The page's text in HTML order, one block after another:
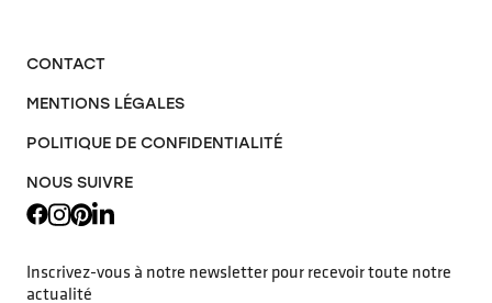
CONTACT
MENTIONS LÉGALES
POLITIQUE DE CONFIDENTIALITÉ
NOUS SUIVRE
Inscrivez-vous à notre newsletter pour recevoir toute notre
actualité